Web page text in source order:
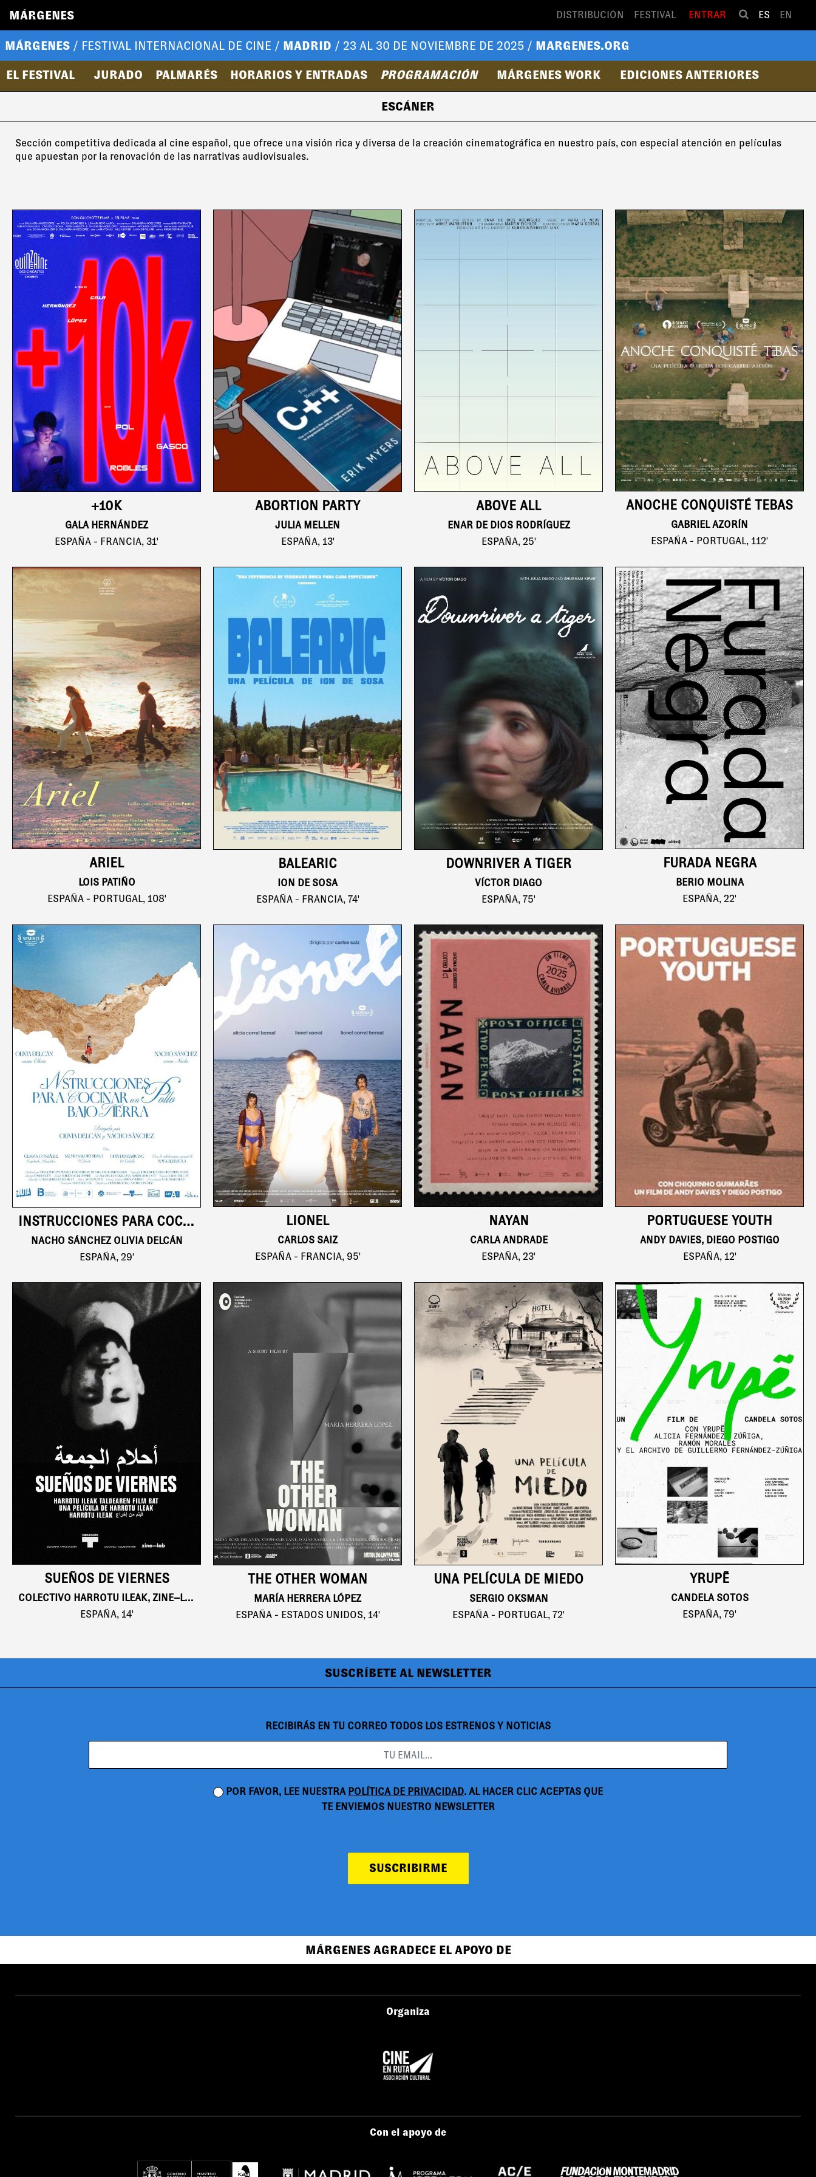
MÁRGENES DISTRIBUCIÓN FESTIVAL ENTRAR ES EN
MÁRGENES / FESTIVAL INTERNACIONAL DE CINE / MADRID / 23 AL 30 DE NOVIEMBRE DE 2025 / MARGENES.ORG
EL FESTIVAL JURADO PALMARÉS HORARIOS Y ENTRADAS PROGRAMACIÓN MÁRGENES WORK EDICIONES ANTERIORES
ESCÁNER
Sección competitiva dedicada al cine español, que ofrece una visión rica y diversa de la creación cinematográfica en nuestro país, con especial atención en películas
que apuestan por la renovación de las narrativas audiovisuales.
+10K
GALA HERNÁNDEZ
ESPAÑA - FRANCIA, 31'
ABORTION PARTY
JULIA MELLEN
ESPAÑA, 13'
ABOVE ALL
ENAR DE DIOS RODRÍGUEZ
ESPAÑA, 25'
ANOCHE CONQUISTÉ TEBAS
GABRIEL AZORÍN
ESPAÑA - PORTUGAL, 112'
ARIEL
LOIS PATIÑO
ESPAÑA - PORTUGAL, 108'
BALEARIC
ION DE SOSA
ESPAÑA - FRANCIA, 74'
DOWNRIVER A TIGER
VÍCTOR DIAGO
ESPAÑA, 75'
FURADA NEGRA
BERIO MOLINA
ESPAÑA, 22'
INSTRUCCIONES PARA COCINAR UN POLLO BAJO TIERRA
NACHO SÁNCHEZ OLIVIA DELCÁN
ESPAÑA, 29'
LIONEL
CARLOS SAIZ
ESPAÑA - FRANCIA, 95'
NAYAN
CARLA ANDRADE
ESPAÑA, 23'
PORTUGUESE YOUTH
ANDY DAVIES, DIEGO POSTIGO
ESPAÑA, 12'
SUEÑOS DE VIERNES
COLECTIVO HARROTU ILEAK, ZINE–LAB
ESPAÑA, 14'
THE OTHER WOMAN
MARÍA HERRERA LÓPEZ
ESPAÑA - ESTADOS UNIDOS, 14'
UNA PELÍCULA DE MIEDO
SERGIO OKSMAN
ESPAÑA - PORTUGAL, 72'
YRUPẼ
CANDELA SOTOS
ESPAÑA, 79'
SUSCRÍBETE AL NEWSLETTER
RECIBIRÁS EN TU CORREO TODOS LOS ESTRENOS Y NOTICIAS
POR FAVOR, LEE NUESTRA POLÍTICA DE PRIVACIDAD. AL HACER CLIC ACEPTAS QUE
TE ENVIEMOS NUESTRO NEWSLETTER
SUSCRIBIRME
MÁRGENES AGRADECE EL APOYO DE
Organiza
Con el apoyo de